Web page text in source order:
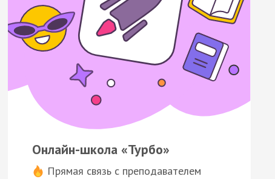
Онлайн-школа «Турбо»
Прямая связь с преподавателем